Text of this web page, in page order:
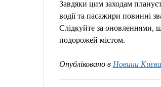
Завдяки цим заходам
водії та пасажири повинні
Слідкуйте за оновленнями,
подорожей містом.
Опубліковано в Новини Києва